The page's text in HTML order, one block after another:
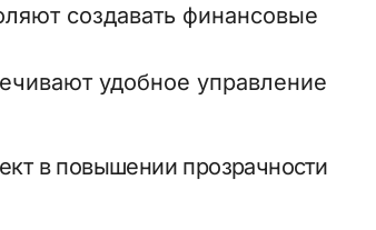
создавать финансовые
удобное управление
в повышении прозрачности